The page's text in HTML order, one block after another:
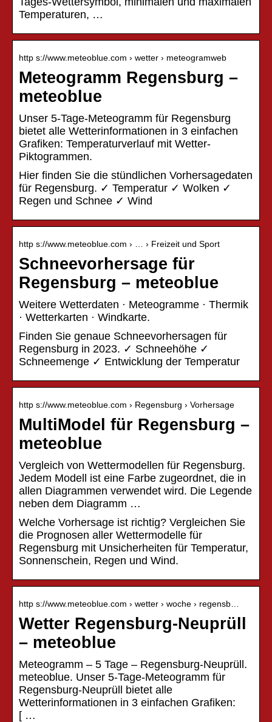
Temperaturen, …
http s://www.meteoblue.com › wetter › meteogramweb
Meteogramm Regensburg –
meteoblue
Unser 5-Tage-Meteogramm für Regensburg
bietet alle Wetterinformationen in 3 einfachen
Grafiken: Temperaturverlauf mit Wetter-
Piktogrammen.
Hier finden Sie die stündlichen Vorhersagedaten
für Regensburg. ✓ Temperatur ✓ Wolken ✓
Regen und Schnee ✓ Wind
http s://www.meteoblue.com › … › Freizeit und Sport
Schneevorhersage für
Regensburg – meteoblue
Weitere Wetterdaten · Meteogramme · Thermik
· Wetterkarten · Windkarte.
Finden Sie genaue Schneevorhersagen für
Regensburg in 2023. ✓ Schneehöhe ✓
Schneemenge ✓ Entwicklung der Temperatur
http s://www.meteoblue.com › Regensburg › Vorhersage
MultiModel für Regensburg –
meteoblue
Vergleich von Wettermodellen für Regensburg.
Jedem Modell ist eine Farbe zugeordnet, die in
allen Diagrammen verwendet wird. Die Legende
neben dem Diagramm …
Welche Vorhersage ist richtig? Vergleichen Sie
die Prognosen aller Wettermodelle für
Regensburg mit Unsicherheiten für Temperatur,
Sonnenschein, Regen und Wind.
http s://www.meteoblue.com › wetter › woche › regensb…
Wetter Regensburg-Neuprüll
– meteoblue
Meteogramm – 5 Tage – Regensburg-Neuprüll.
meteoblue. Unser 5-Tage-Meteogramm für
Regensburg-Neuprüll bietet alle
Wetterinformationen in 3 einfachen Grafiken:
[ …